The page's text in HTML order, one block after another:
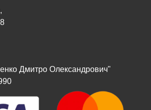
Дмитро Олександрович"